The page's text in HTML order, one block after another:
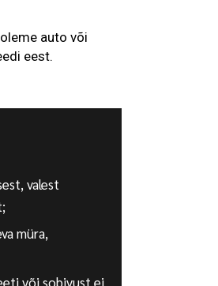
auto või
eest.
valest
müra,
või sobivust ei